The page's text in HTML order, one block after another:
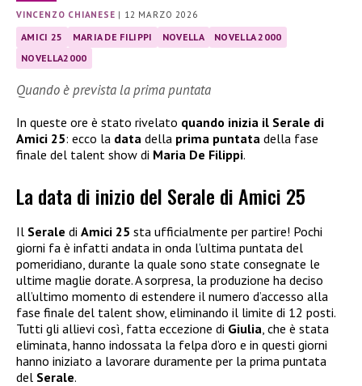
VINCENZO CHIANESE | 12 MARZO 2026
AMICI 25 MARIA DE FILIPPI NOVELLA
NOVELLA 2000
NOVELLA2000
Quando è prevista la prima puntata
In queste ore è stato rivelato quando inizia il Serale di
Amici 25: ecco la data della prima puntata della fase
finale del talent show di Maria De Filippi.
La data di inizio del Serale di Amici 25
Il Serale di Amici 25 sta ufficialmente per partire! Pochi
giorni fa è infatti andata in onda l’ultima puntata del
pomeridiano, durante la quale sono state consegnate le
ultime maglie dorate. A sorpresa, la produzione ha deciso
all’ultimo momento di estendere il numero d’accesso alla
fase finale del talent show, eliminando il limite di 12 posti.
Tutti gli allievi così, fatta eccezione di Giulia , che è stata
eliminata, hanno indossata la felpa d’oro e in questi giorni
hanno iniziato a lavorare duramente per la prima puntata
del Serale.